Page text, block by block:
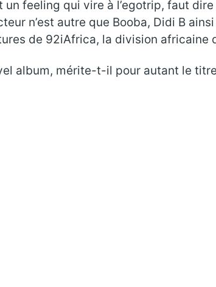
feeling qui vire à l’egotrip, faut
n’est autre que Booba, Didi B
de 92iAfrica, la division africaine
album, mérite-t-il pour autant le titre